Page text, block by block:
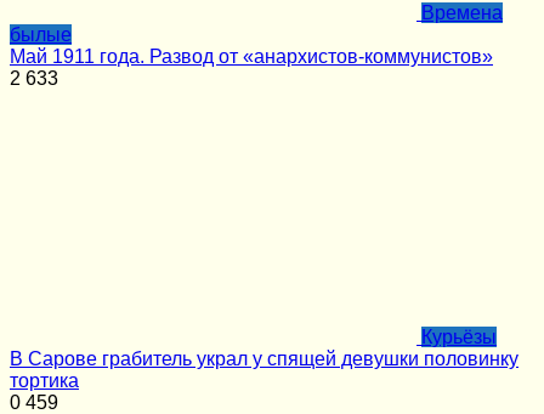
Времена
былые
Май 1911 года. Развод от «анархистов-коммунистов»
2 633
Курьёзы
В Сарове грабитель украл у спящей девушки половинку
тортика
0 459